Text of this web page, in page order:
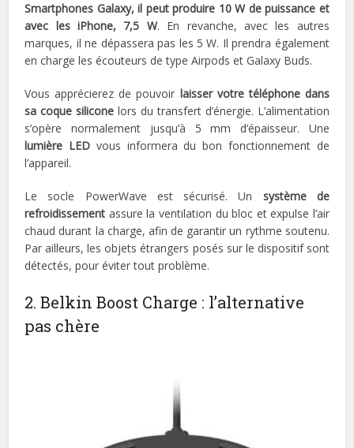
Smartphones Galaxy, il peut produire 10 W de puissance et
avec les iPhone, 7,5 W. En revanche, avec les autres
marques, il ne dépassera pas les 5 W. Il prendra également
en charge les écouteurs de type Airpods et Galaxy Buds.
Vous apprécierez de pouvoir laisser votre téléphone dans
sa coque silicone lors du transfert d’énergie. L’alimentation
s’opère normalement jusqu’à 5 mm d’épaisseur. Une
lumière LED vous informera du bon fonctionnement de
l’appareil.
Le socle PowerWave est sécurisé. Un système de
refroidissement assure la ventilation du bloc et expulse l’air
chaud durant la charge, afin de garantir un rythme soutenu.
Par ailleurs, les objets étrangers posés sur le dispositif sont
détectés, pour éviter tout problème.
2. Belkin Boost Charge : l’alternative
pas chère